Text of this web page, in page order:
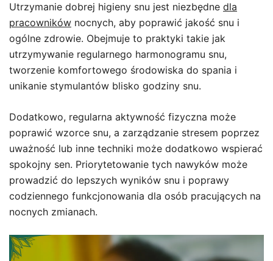
Utrzymanie dobrej higieny snu jest niezbędne dla
pracowników nocnych, aby poprawić jakość snu i
ogólne zdrowie. Obejmuje to praktyki takie jak
utrzymywanie regularnego harmonogramu snu,
tworzenie komfortowego środowiska do spania i
unikanie stymulantów blisko godziny snu.
Dodatkowo, regularna aktywność fizyczna może
poprawić wzorce snu, a zarządzanie stresem poprzez
uważność lub inne techniki może dodatkowo wspierać
spokojny sen. Priorytetowanie tych nawyków może
prowadzić do lepszych wyników snu i poprawy
codziennego funkcjonowania dla osób pracujących na
nocnych zmianach.